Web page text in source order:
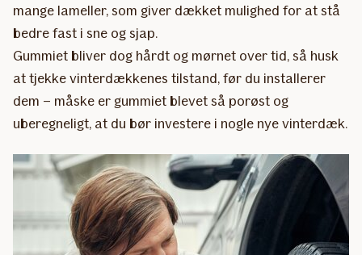
mange lameller, som giver dækket mulighed for at stå
bedre fast i sne og sjap.
Gummiet bliver dog hårdt og mørnet over tid, så husk
at tjekke vinterdækkenes tilstand, før du installerer
dem – måske er gummiet blevet så porøst og
uberegneligt, at du bør investere i nogle nye vinterdæk.